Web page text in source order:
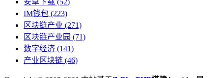
安卓下载 (52)
IM钱包 (223)
区块链产业 (271)
区块链产业园 (71)
数字经济 (141)
产业区块链 (46)